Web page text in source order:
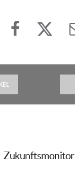
Zukunftsmonitor